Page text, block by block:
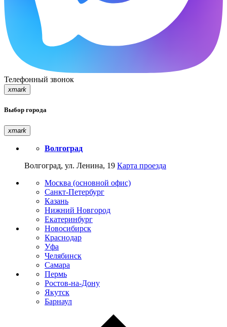
Телефонный звонок
xmark
Выбор города
xmark
Волгоград
Волгоград, ул. Ленина, 19 Карта проезда
Москва (основной офис)
Санкт-Петербург
Казань
Нижний Новгород
Екатеринбург
Новосибирск
Краснодар
Уфа
Челябинск
Самара
Пермь
Ростов-на-Дону
Якутск
Барнаул